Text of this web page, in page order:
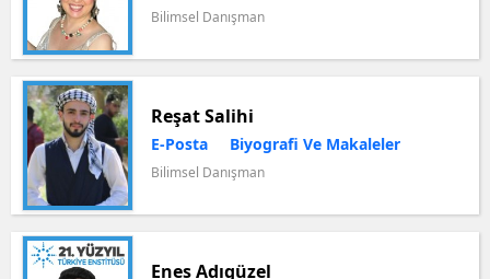
Bilimsel Danışman
Reşat Salihi
Bilimsel Danışman
E-Posta Biyografi Ve Makaleler
Enes Adıgüzel